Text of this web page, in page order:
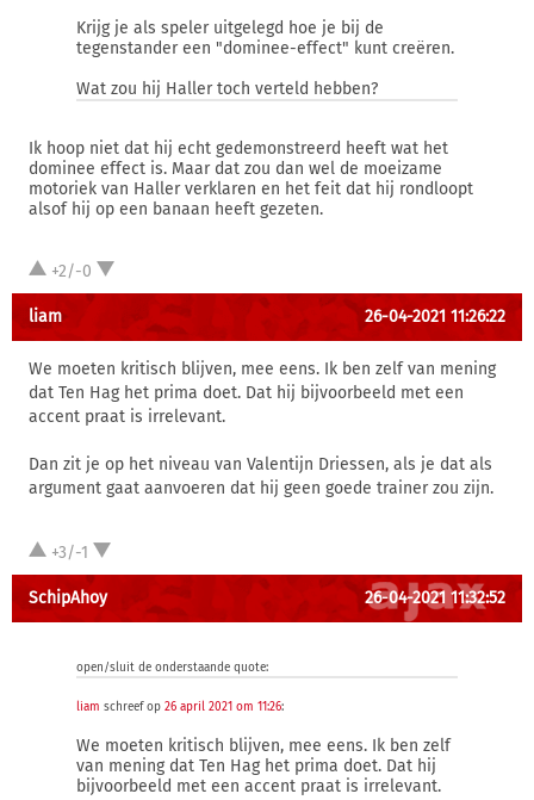
Krijg je als speler uitgelegd hoe je bij de
tegenstander een "dominee-effect" kunt creëren.
Wat zou hij Haller toch verteld hebben?
Ik hoop niet dat hij echt gedemonstreerd heeft wat het
dominee effect is. Maar dat zou dan wel de moeizame
motoriek van Haller verklaren en het feit dat hij rondloopt
alsof hij op een banaan heeft gezeten.
+2/-0
liam 26-04-2021 11:26:22
We moeten kritisch blijven, mee eens. Ik ben zelf van mening
dat Ten Hag het prima doet. Dat hij bijvoorbeeld met een
accent praat is irrelevant.
Dan zit je op het niveau van Valentijn Driessen, als je dat als
argument gaat aanvoeren dat hij geen goede trainer zou zijn.
+3/-1
SchipAhoy 26-04-2021 11:32:52
open/sluit de onderstaande quote:
liam schreef op 26 april 2021 om 11:26:
We moeten kritisch blijven, mee eens. Ik ben zelf
van mening dat Ten Hag het prima doet. Dat hij
bijvoorbeeld met een accent praat is irrelevant.